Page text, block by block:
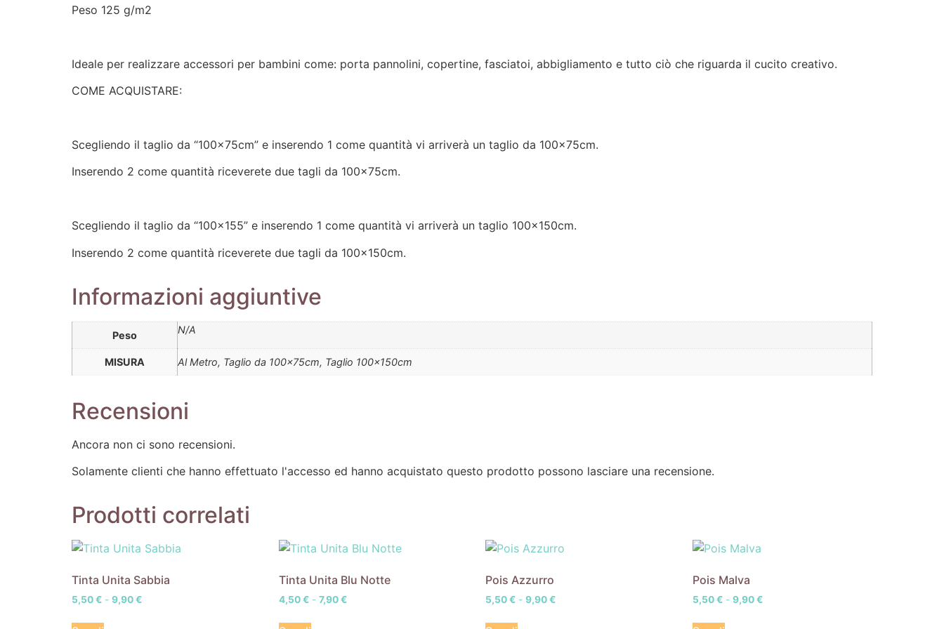
Peso 125 g/m2
Ideale per realizzare accessori per bambini come: porta pannolini, copertine, fasciatoi, abbigliamento e tutto ciò che riguarda il cucito creativo.
COME ACQUISTARE:
Scegliendo il taglio da “100x75cm” e inserendo 1 come quantità vi arriverà un taglio da 100x75cm.
Inserendo 2 come quantità riceverete due tagli da 100x75cm.
Scegliendo il taglio da “100×155” e inserendo 1 come quantità vi arriverà un taglio 100x150cm.
Inserendo 2 come quantità riceverete due tagli da 100x150cm.
Informazioni aggiuntive
Peso N/A
MISURA Al Metro, Taglio da 100x75cm, Taglio 100x150cm
Recensioni
Ancora non ci sono recensioni.
Solamente clienti che hanno effettuato l'accesso ed hanno acquistato questo prodotto possono lasciare una recensione.
Prodotti correlati
Tinta Unita Sabbia
5,50€ - 9,90€
Tinta Unita Blu Notte
4,50€ - 7,90€
Pois Azzurro
5,50€ - 9,90€
Pois Malva
5,50€ - 9,90€